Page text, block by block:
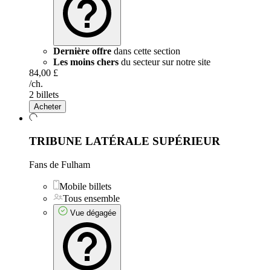
Dernière offre dans cette section
Les moins chers du secteur sur notre site
84,00 £
/ch.
2 billets
Acheter
TRIBUNE LATÉRALE SUPÉRIEUR
Fans de Fulham
Mobile billets
Tous ensemble
Vue dégagée